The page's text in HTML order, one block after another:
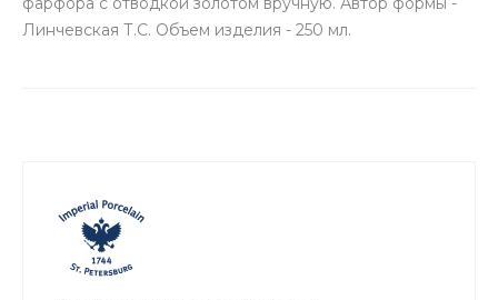
Линчевская Т.С. Объем изделия - 250 мл.